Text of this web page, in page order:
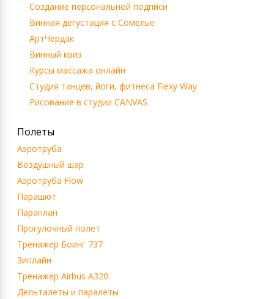
Создание персональной подписи
Винная дегустация с Сомелье
АртЧердак
Винный квиз
Курсы массажа онлайн
Студия танцев, йоги, фитнеса Flexy Way
Рисование в студии CANVAS
Полеты
Аэротруба
Воздушный шар
Аэротруба Flow
Парашют
Параплан
Прогулочный полет
Тренажер Боинг 737
Зиплайн
Тренажер Airbus A320
Дельталеты и паралеты